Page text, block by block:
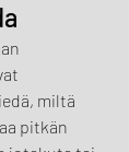
miltä
pitkän